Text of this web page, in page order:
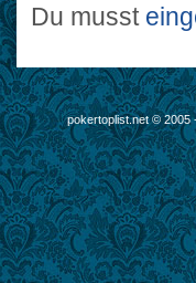
Du musst
pokertoplist.net ©